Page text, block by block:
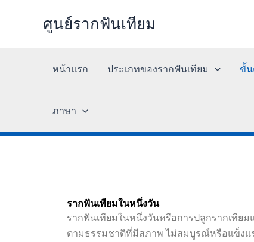
ศูนย์รากฟันเทียม
หน้าแรก ประเภทของรากฟันเทียม ขั้น
ภาษา
รากฟันเทียมในหนึ่งวัน
รากฟันเทียมในหนึ่งวันหรือการปลูกรากเทีย
ตามธรรมชาติที่มีสภาพ ไม่สมบูรณ์หรือแข็งแ